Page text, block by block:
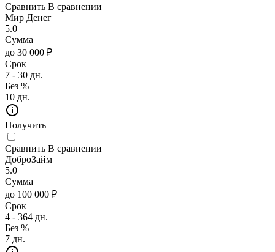
Сравнить В сравнении
Мир Денег
5.0
Сумма
до 30 000 ₽
Срок
7 - 30 дн.
Без %
10 дн.
Получить
Сравнить В сравнении
ДоброЗайм
5.0
Сумма
до 100 000 ₽
Срок
4 - 364 дн.
Без %
7 дн.